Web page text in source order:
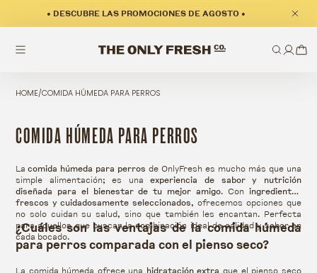
• DESCUBRE LAS PROMOCIONES DE AGOSTO •
HOME/COMIDA HÚMEDA PARA PERROS
COLECCIÓN:
COMIDA HÚMEDA PARA PERROS
La comida húmeda para perros de OnlyFresh es mucho más que una
simple alimentación; es una experiencia de sabor y nutrición
diseñada para el bienestar de tu mejor amigo. Con ingredientes
frescos y cuidadosamente seleccionados, ofrecemos opciones que
no solo cuidan su salud, sino que también les encantan. Perfecta
para aquellos que buscan la combinación ideal de calidad y sabor en
cada bocado.
¿Cuáles son las ventajas de la comida húmeda
para perros comparada con el pienso seco?
La comida húmeda ofrece una hidratación extra que el pienso seco